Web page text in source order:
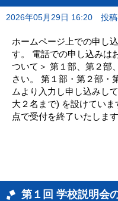
2026年05月29日 16:20 投
ホームページ上での申し
す。 電話での申し込みは
ついて＞ 第１部、第２部
さい。 第１部・第２部・
ムより入力し申し込みし
大２名まで) を設けてい
点で受付を終了いたしま
第１回 学校説明会